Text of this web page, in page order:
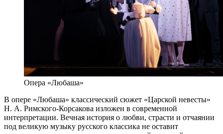
Опера «Любаша»
В опере «Любаша» классический сюжет «Царской невесты»
Н. А. Римского-Корсакова изложен в современной
интерпретации. Вечная история о любви, страсти и отчаянии
под великую музыку русского классика не оставит